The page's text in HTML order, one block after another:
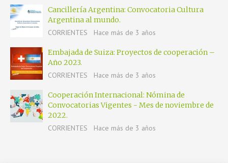
Cancillería Argentina: Convocatoria Cultura
Argentina al mundo.
CORRIENTES
Hace más de 3 años
Embajada de Suiza: Proyectos de cooperación –
Año 2023.
CORRIENTES
Hace más de 3 años
Cooperación Internacional: Nómina de
Convocatorias Vigentes - Mes de noviembre de
2022.
CORRIENTES
Hace más de 3 años